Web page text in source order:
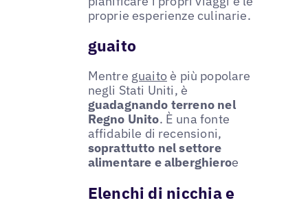
proprie esperienze culinarie.
guaito
Mentre guaitoè più popolare
negli Stati Uniti, è
guadagnando terreno nel
Regno Unito. È una fonte
affidabile di recensioni,
soprattutto nel settore
alimentare e alberghieroe
Elenchi di nicchia e